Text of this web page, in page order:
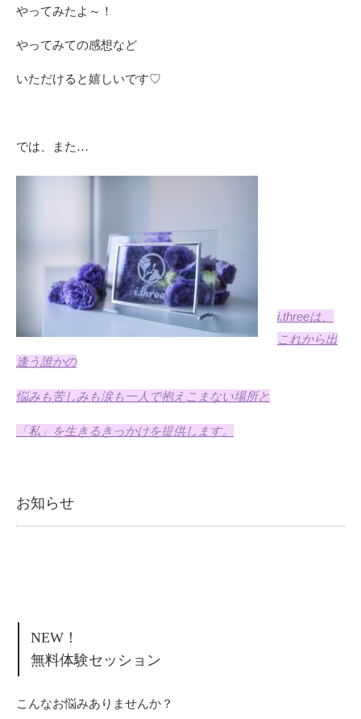
やってみたよ～！
やってみての感想など
いただけると嬉しいです♡
では、また…
i.threeは、
これから出
逢う誰かの
悩みも苦しみも涙も一人で抱えこまない場所と
「私」を生きるきっかけを提供します。
お知らせ
NEW！
無料体験セッション
こんなお悩みありませんか？